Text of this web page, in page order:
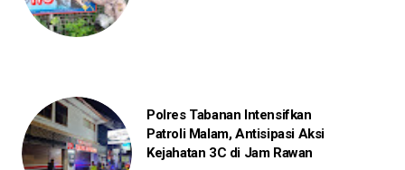
Polres Tabanan Intensifkan
Patroli Malam, Antisipasi Aksi
Kejahatan 3C di Jam Rawan